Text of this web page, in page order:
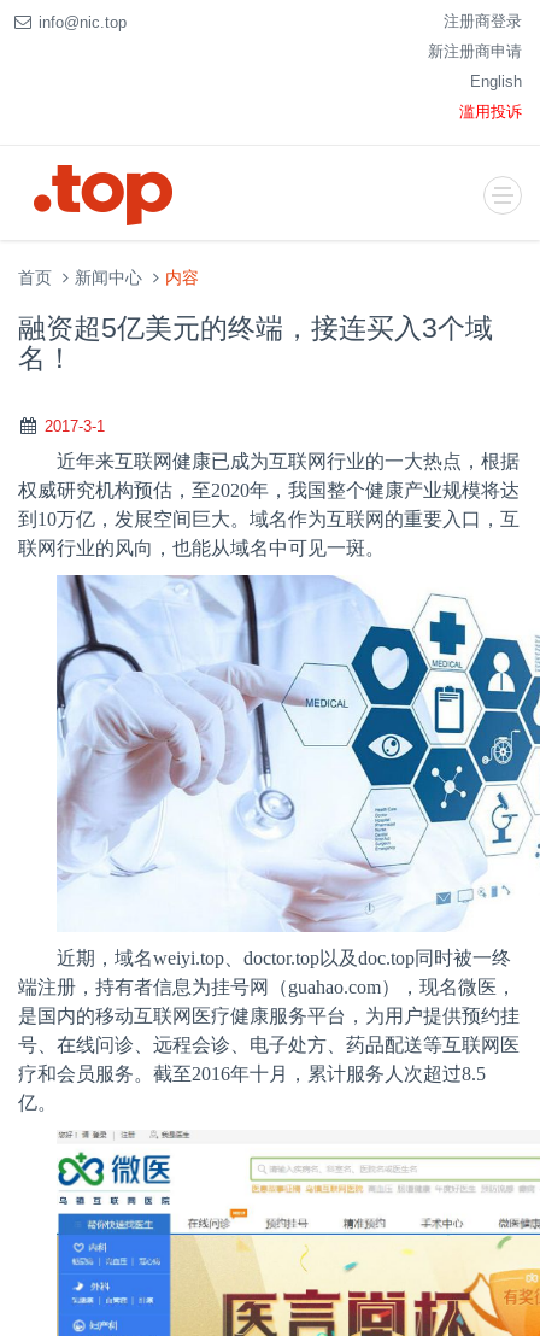
info@nic.top
注册商登录
新注册商申请
English
滥用投诉
首页 新闻中心 内容
融资超5亿美元的终端，接连买入3个域
名！
2017-3-1
近年来互联网健康已成为互联网行业的一大热点，根据
权威研究机构预估，至2020年，我国整个健康产业规模将达
到 10万亿，发展空间巨大。域名作为互联网的重要入口，互
联网行业的风向，也能从域名中可见一斑。
近期，域名weiyi.top doctor.top以及doc.top同时被一终
端注册，持有者信息为挂号网（guahao.com），现名微医，
是国内的移动互联网医疗健康服务平台，为用户提供预约挂
号、在线问诊、远程会诊、电子处方、药品配送等互联网医
疗和会员服务。截至2016年十月，累计服务人次超过8.5
亿。